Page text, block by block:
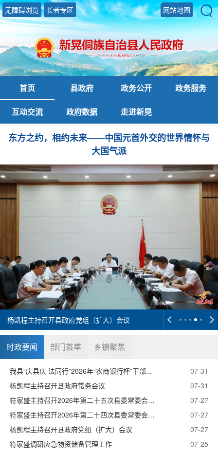
无障碍浏览 长者专区 网站地图
首页 县政府 政务公开 政务服务
互动交流 政府数据 走进新晃
东方之约，相约未来——中国元首外交的世界情怀与
大国气派
杨凯程主持召开县政府党组（扩大）会议
时政要闻 部门荟萃 乡镇聚焦
我县“庆县庆 法同行”2026年“农商银行杯”干部...
07-31
杨凯程主持召开县政府常务会议
07-31
符家盛主持召开2026年第二十五次县委常委会会议
07-27
符家盛主持召开2026年第二十四次县委常委会会议
07-27
杨凯程主持召开县政府党组（扩大）会议
07-27
符家盛调研应急物资储备管理工作
07-25